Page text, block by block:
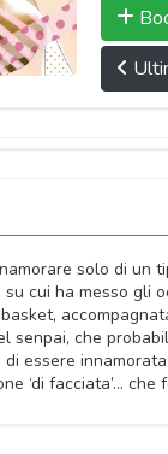
solo di un
cui ha messo gli
senpai, che
essere
‘di facciata’…